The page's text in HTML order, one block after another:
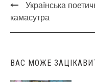
Post
navigation
Українська
камасутра
ВАС МОЖЕ